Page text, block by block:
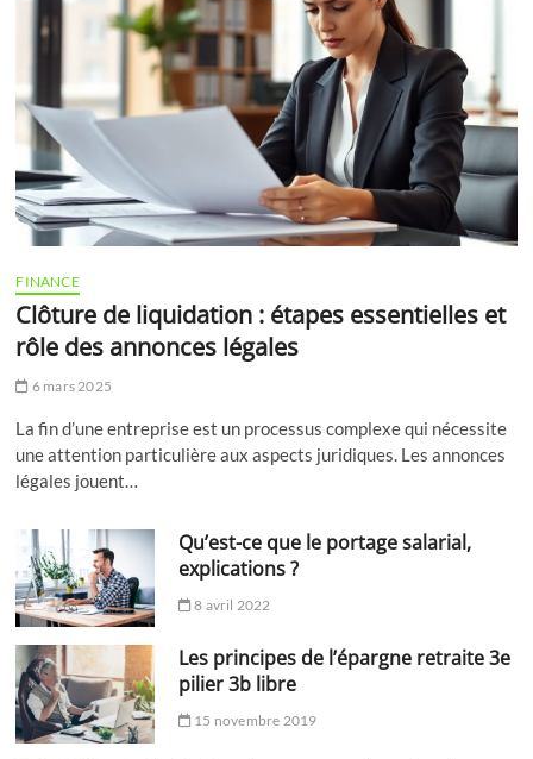
FINANCE
Clôture de liquidation : étapes essentielles et
rôle des annonces légales
6 mars 2025
La fin d’une entreprise est un processus complexe qui nécessite
une attention particulière aux aspects juridiques. Les annonces
légales jouent…
Qu’est-ce que le portage salarial,
explications ?
8 avril 2022
Les principes de l’épargne retraite 3e
pilier 3b libre
15 novembre 2019